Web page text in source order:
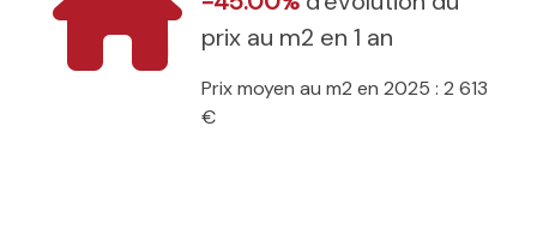
prix au m2 en 1 an
Prix moyen au m2 en 2025 : 2 613
€